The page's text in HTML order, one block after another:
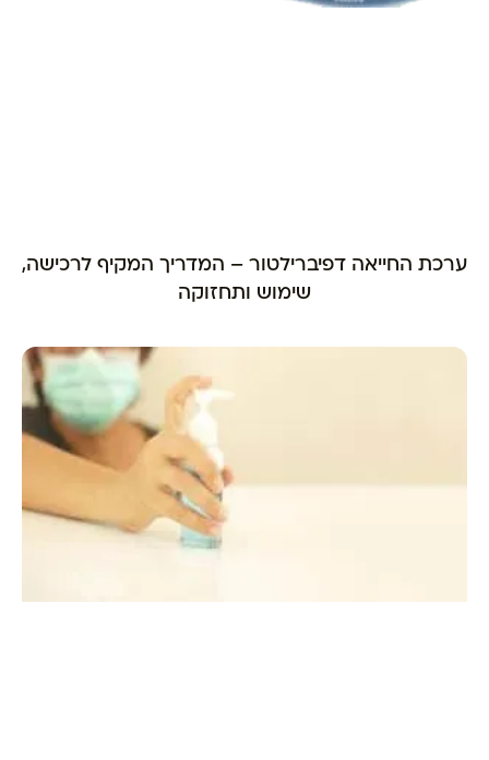
ערכת החייאה דפיברילטור – המדריך המקיף לרכישה,
שימוש ותחזוקה